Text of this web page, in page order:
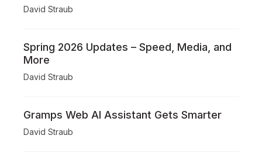
David Straub
Spring 2026 Updates – Speed, Media, and
More
David Straub
Gramps Web AI Assistant Gets Smarter
David Straub